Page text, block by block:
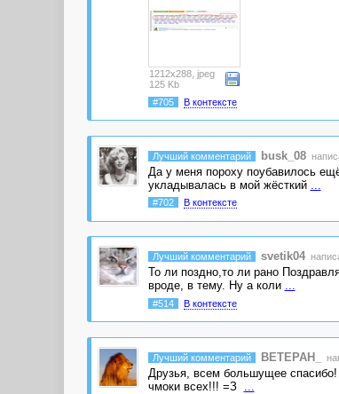
1212x288, jpeg
125 Kb
#705
В контексте
Лучший комментарий busk_08
Да у меня пороху поубавилось
укладывалась в мой жёсткий
#702 В контексте
Лучший комментарий svetik04
То ли поздно,то ли рано
вроде, в тему. Ну а коли ...
#514 В контексте
Лучший комментарий BETEPAH_
Друзья, всем большущее спасибо!
чмоки всех!!! =З